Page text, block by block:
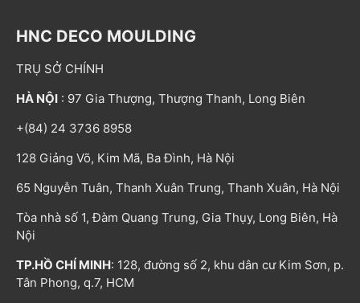
HNC DECO MOULDING
TRỤ SỞ CHÍNH
HÀ NỘI : 97 Gia Thượng, Thượng Thanh, Long Biên
+(84) 24 3736 8958
128 Giảng Võ, Kim Mã, Ba Đình, Hà Nội
65 Nguyễn Tuân, Thanh Xuân Trung, Thanh Xuân, Hà Nội
Tòa nhà số 1, Đàm Quang Trung, Gia Thụy, Long Biên, Hà
Nội
TP.HỒ CHÍ MINH: 128, đường số 2, khu dân cư Kim Sơn, p.
Tân Phong, q.7, HCM